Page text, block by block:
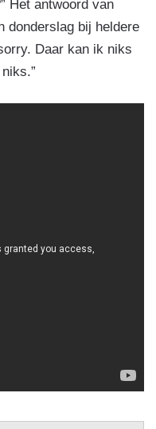
Het antwoord van
donderslag bij heldere
Daar kan ik niks